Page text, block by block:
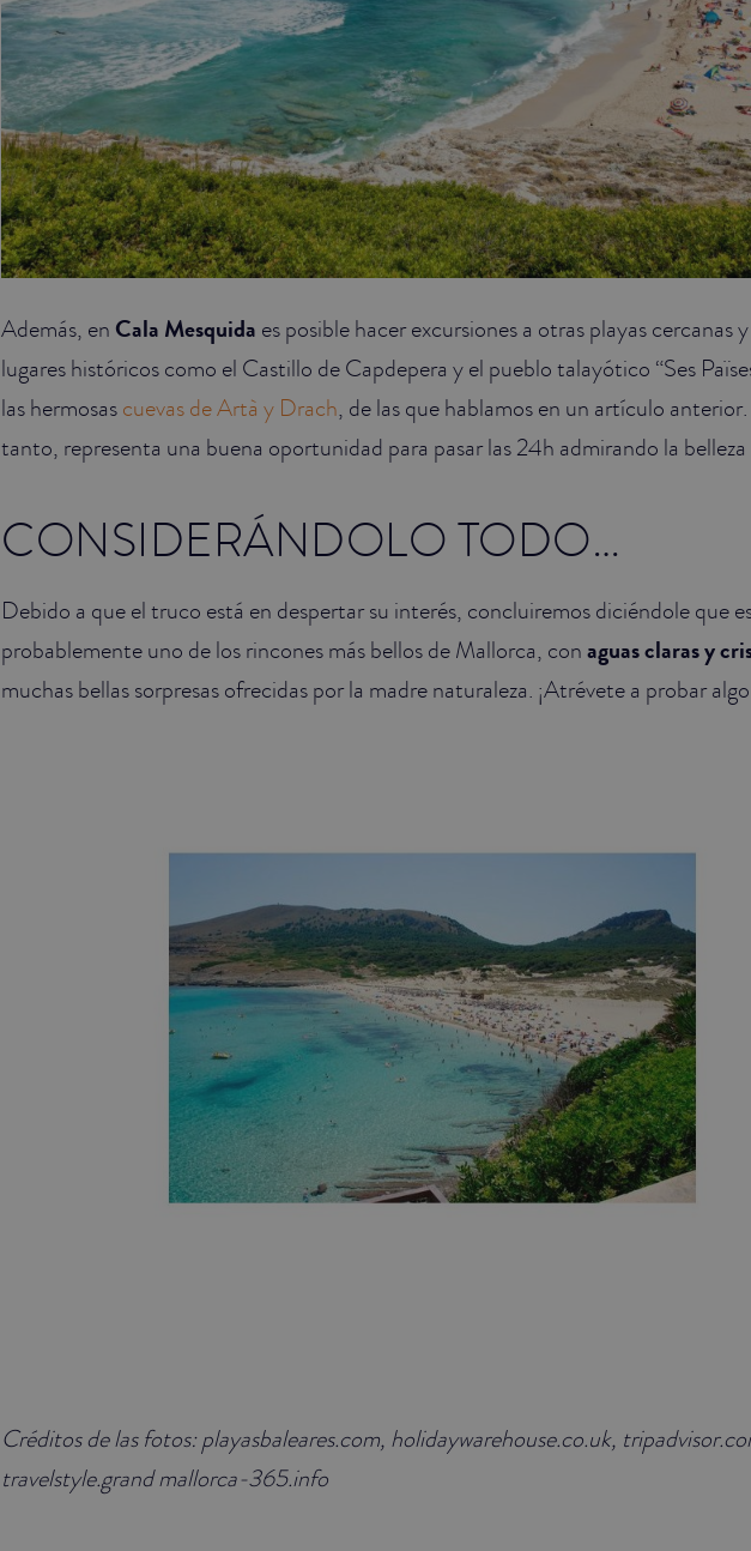
Además, en Cala Mesquida es posible hacer excursiones a otras playas cercanas
lugares históricos como el Castillo de Capdepera y el pueblo talayótico “Ses
las hermosascuevas de Artà y Drach, de las que hablamos en un artículo
tanto, representa una buena oportunidad para pasar las 24h admirando la belleza
CONSIDERÁNDOLO TODO…
Debido a que el truco está en despertar su interés, concluiremos diciéndole que
probablemente uno de los rincones más bellos de Mallorca, conaguas claras y
muchas bellas sorpresas ofrecidas por la madre naturaleza. ¡Atrévete a probar
Créditos de las fotos: playasbaleares.com, holidaywarehouse.co.uk,
travelstyle.grand mallorca-365.info